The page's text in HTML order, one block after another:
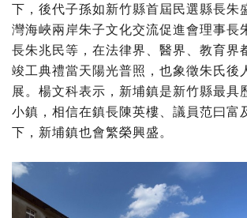
下，後代子孫如新竹縣首屆民選縣長朱
灣海峽兩岸朱子文化交流促進會理事長
長朱兆民等，在法律界、醫界、教育界
竣工典禮當天陽光普照，也象徵朱氏後
展。楊文科表示，新埔鎮是新竹縣最具
小鎮，相信在鎮長陳英樓、議員范曰富
下，新埔鎮也會繁榮興盛。